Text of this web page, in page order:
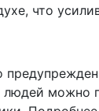
что
можно